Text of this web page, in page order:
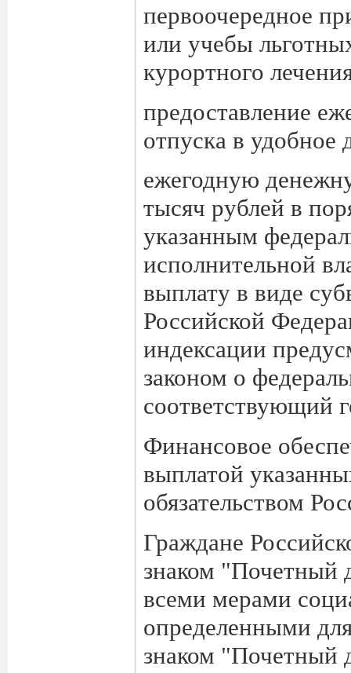
первоочередное
или учебы
курортного
предоставление
отпуска в удобное
ежегодную
тысяч рублей в
указанным
исполнительной
выплату в виде
Российской
индексации
законом о
соответствующий
Финансовое
выплатой
обязательством
Граждане
знаком "Почетный
всеми мерами
определенными
знаком "Почетный